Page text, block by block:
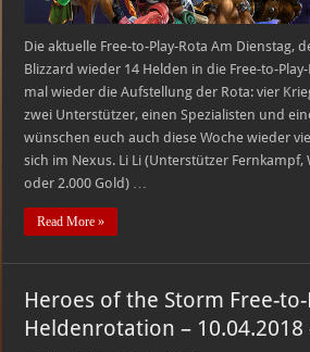
Die aktuelle Free-to-Play-Rota Am Dienstag,
Blizzard wieder 14 Helden in die Free-to-
mal wieder die Aufstellung der Rota: vier
zwei Unterstützer, einen Spezialisten und
wünschen euch auch diese Woche wieder
sich im Nexus. Li Li (Unterstützer Fernkampf,
oder 2.000 Gold) …
Read More »
Heroes of the Storm Free-
Heldenrotation – 10.04.2018